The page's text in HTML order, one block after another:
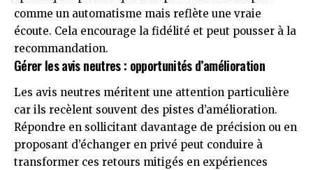
comme un automatisme mais reflète une vraie
écoute. Cela encourage la fidélité et peut pousser à la
recommandation.
Gérer les avis neutres : opportunités d’amélioration
Les avis neutres méritent une attention particulière
car ils recèlent souvent des pistes d’amélioration.
Répondre en sollicitant davantage de précision ou en
proposant d’échanger en privé peut conduire à
transformer ces retours mitigés en expériences